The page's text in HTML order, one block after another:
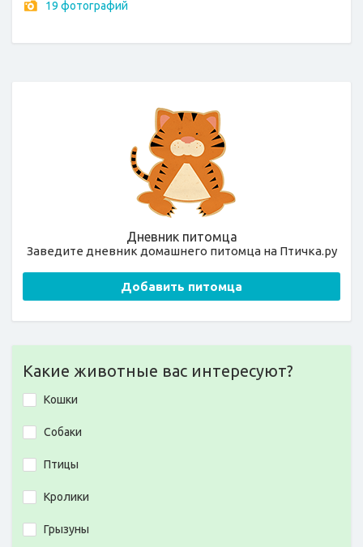
19 фотографий
Дневник питомца
Заведите дневник домашнего питомца на Птичка.ру
Добавить питомца
Какие животные вас интересуют?
Кошки
Собаки
Птицы
Кролики
Грызуны